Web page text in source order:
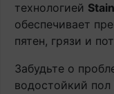
технологией
обеспечивает
пятен, грязи и
Забудьте о
водостойкий пол